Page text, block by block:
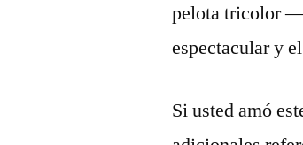
pelota tricolor
espectacular y
Si usted amó